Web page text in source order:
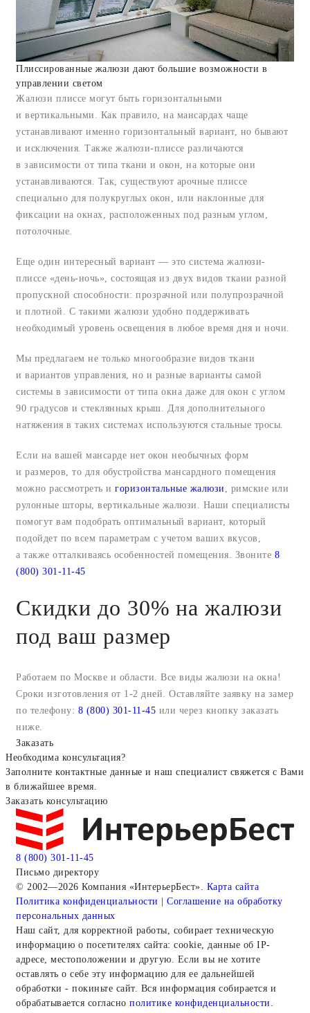
Плиссированные жалюзи дают большие возможности в
управлении светом
Жалюзи плиссе могут быть горизонтальными
и вертикальными. Как правило, на мансардах чаще
устанавливают именно горизонтальный вариант, но бывают
и исключения. Также жалюзи-плиссе различаются
в зависимости от типа ткани и окон, на которые они
устанавливаются. Так, существуют арочные плиссе
специально для полукруглых окон, или наклонные для
фиксации на окнах, расположенных под разным углом,
потолочные.
Еще один интересный вариант — это система жалюзи-
плиссе «день-ночь», состоящая из двух видов ткани разной
пропускной способности: прозрачной или полупрозрачной
и плотной. С такими жалюзи удобно поддерживать
необходимый уровень освещения в любое время дня и ночи.
Мы предлагаем не только многообразие видов ткани
и вариантов управления, но и разные варианты самой
системы в зависимости от типа окна даже для окон с углом
90 градусов и стеклянных крыш. Для дополнительного
натяжения в таких системах используются стальные тросы.
Если на вашей мансарде нет окон необычных форм
и размеров, то для обустройства мансардного помещения
можно рассмотреть и горизонтальные жалюзи , римские или
рулонные шторы, вертикальные жалюзи. Наши специалисты
помогут вам подобрать оптимальный вариант, который
подойдет по всем параметрам с учетом ваших вкусов,
а также отталкиваясь особенностей помещения. Звоните 8
(800) 301-11-45
Скидки до 30% на жалюзи
под ваш размер
Работаем по Москве и области. Все виды жалюзи на окна!
Сроки изготовления от 1-2 дней. Оставляйте заявку на замер
по телефону: 8 (800) 301-11-45 или через кнопку заказать
ниже.
Заказать
Необходима консультация?
Заполните контактные данные и наш специалист свяжется с Вами
в ближайшее время.
Заказать консультацию
8 (800) 301-11-45
Письмо директору
© 2002—2026 Компания «ИнтерьерБест». Карта сайта
Политика конфиденциальности
Соглашение на обработку
персональных данных
Наш сайт, для корректной работы, собирает техническую
информацию о посетителях сайта: cookie, данные об IP-
адресе, местоположении и другую. Если вы не хотите
оставлять о себе эту информацию для ее дальнейшей
обработки - покиньте сайт. Вся информация собирается и
обрабатывается согласно политике конфиденциальности .